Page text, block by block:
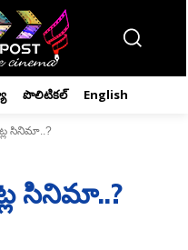
పొలిటికల్ English
సినిమా..?
సినిమా..?